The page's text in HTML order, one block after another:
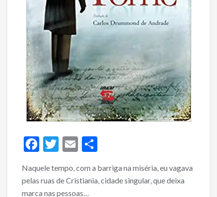
F
e
b
T
itt
er
E
ai
l
ar
e
Naquele tempo, com a barriga na miséria, eu vagava
pelas ruas de Cristiania, cidade singular, que deixa
marca nas pessoas…